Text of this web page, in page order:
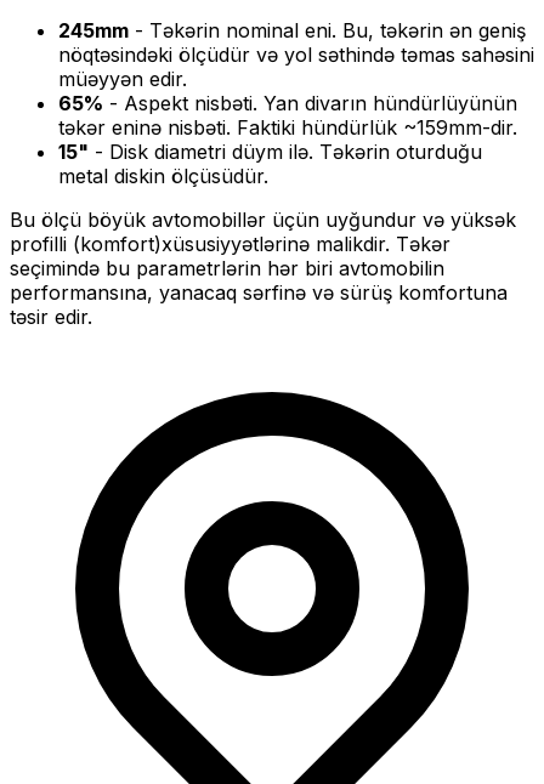
245mm - Təkərin nominal eni. Bu, təkərin ən geniş
nöqtəsindəki ölçüdür və yol səthində təmas sahəsini
müəyyən edir.
65% - Aspekt nisbəti. Yan divarın hündürlüyünün
təkər eninə nisbəti. Faktiki hündürlük ~159mm-dir.
15" - Disk diametri düym ilə. Təkərin oturduğu
metal diskin ölçüsüdür.
Bu ölçü böyük avtomobillər üçün uyğundur və yüksək
profilli (komfort)xüsusiyyətlərinə malikdir. Təkər
seçimində bu parametrlərin hər biri avtomobilin
performansına, yanacaq sərfinə və sürüş komfortuna
təsir edir.